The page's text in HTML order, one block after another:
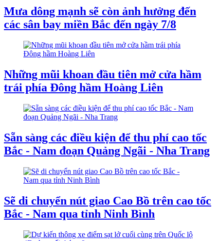
Mưa dông mạnh sẽ còn ảnh hưởng đến
các sân bay miền Bắc đến ngày 7/8
Những mũi khoan đầu tiên mở cửa hầm
trái phía Đông hầm Hoàng Liên
Sẵn sàng các điều kiện để thu phí cao tốc
Bắc - Nam đoạn Quảng Ngãi - Nha Trang
Sẽ di chuyển nút giao Cao Bồ trên cao tốc
Bắc - Nam qua tỉnh Ninh Bình